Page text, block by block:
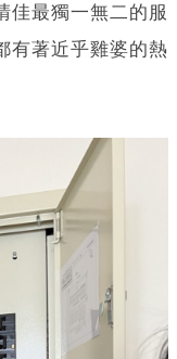
佳最獨一無二的服
有著近乎雞婆的熱